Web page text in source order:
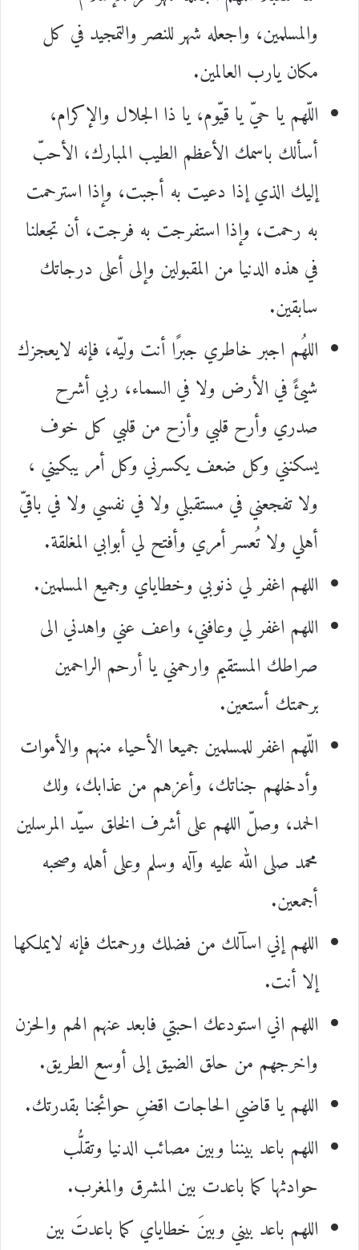
والمسلمين، واجعله شهر للنصر والتمجيد في كل
مكان يارب العالمين.
اللّهم يا حيّ يا قيّوم، يا ذا الجلال والإكرام،
أسألك باسمك الأعظم الطيب المبارك، الأحبّ
إليك الذي إذا دعيت به أجبت، وإذا استرحمت
به رحمت، وإذا استفرجت به فرجت، أن تجعلنا
في هذه الدنيا من المقبولين وإلى أعلى درجاتك
سابقين.
اللهُم اجبر خاطري جبرًا أنت وليّه، فإنه لايعجزك
شيئً في الأرض ولا في السماء، ربي أشرح
صدري وأرح قلبي وأزح من قلبي كل خوف
يسكنني وكل ضعف يكسرني وكل أمر يبكيني ،
ولا تفجعني في مستقبلي ولا في نفسي ولا في باقيّ
أهلي ولا تُعسر أمري وأفتح لي أبوابي المغلقة.
اللهم اغفر لي ذنوبي وخطاياي وجميع المسلمين.
اللهم اغفر لي وعافني، واعف عني واهدني الى
صراطك المستقيم وارحمني يا أرحم الراحمين
برحمتك أستعين.
اللّهم اغفر للمسلمين جميعا الأحياء منهم والأموات
وأدخلهم جناتك، وأعزهم من عذابك، ولك
الحمد، وصلّ اللهم على أشرف الخلق سيّد المرسلين
محمد صلى الله عليه وآله وسلم وعلى أهله وصحبه
أجمعين.
اللهم إني اسآلك من فضلك ورحمتك فإنه لايملكها
إلا أنت.
اللهم اني استودعك احبتي فابعد عنهم الهم والحزن
واخرجهم من حلق الضيق إلى أوسع الطريق.
اللهم ‏يا قاضي الحاجات اقضِ حوائجنا بقدرتك.
‏اللهم باعد بيننا وبين مصائب الدنيا وتقلُّب
حوادثها كما باعدت بين المشرق والمغرب.
اللهم باعد بيني وبينَ خطاياي كما باعدتَ بين